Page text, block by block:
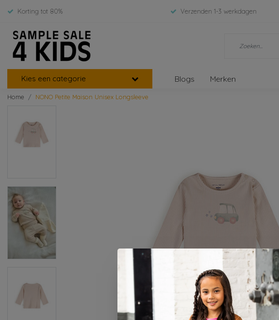
Korting tot 80% Verzenden 1-3 werkdagen
Kies een categorie Blogs Merken
Home NONO Petite Maison Unisex Longsleeve